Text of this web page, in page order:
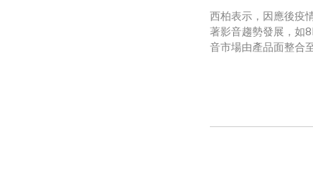
西柏表示，因應後疫
著影音趨勢發展，如
音市場由產品面整合